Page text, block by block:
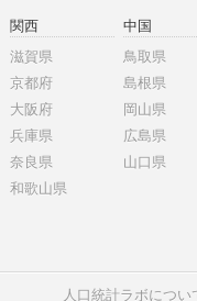
関西
滋賀県
京都府
大阪府
兵庫県
奈良県
和歌山県
中国
鳥取県
島根県
岡山県
広島県
山口県
人口統計ラボについ